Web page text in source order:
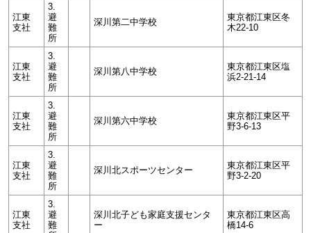
江東
支社
3.
避
難
所
深川第二中学校
東京都江東区冬
木22-10
江東
支社
3.
避
難
所
深川第八中学校
東京都江東区塩
浜2-21-14
江東
支社
3.
避
難
所
深川第六中学校
東京都江東区平
野3-6-13
江東
支社
3.
避
難
所
深川北スポーツセンター
東京都江東区平
野3-2-20
江東
支社
3.
避
難
深川北子ども家庭支援センタ
ー
東京都江東区高
橋14-6